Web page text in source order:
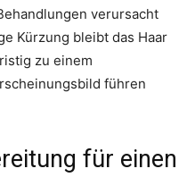
verursacht
Kürzung bleibt das Haar
zu einem
führen
für einen